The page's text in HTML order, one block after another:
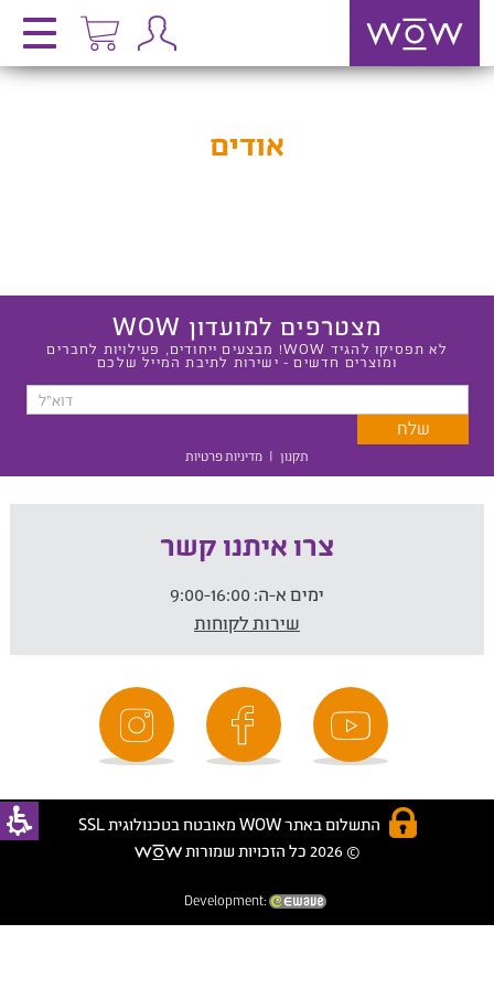
אודים
מצטרפים למועדון WOW
לא תפסיקו להגיד WOW! מבצעים ייחודים, פעילויות לחברים
ומוצרים חדשים - ישירות לתיבת המייל שלכם
תקנון | מדיניות פרטיות
צרו איתנו קשר
ימים א-ה:
שירות לקוחות
התשלום באתר WOW מאובטח בטכנולוגית SSL
© 2026 כל הזכויות שמורות
Development: